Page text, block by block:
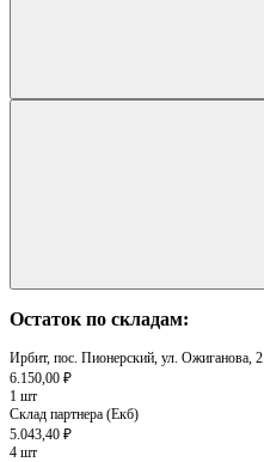
Остаток по складам:
Ирбит, пос. Пионерский, ул. Ожиганова, 2
6.150,00 ₽
1 шт
Склад партнера (Екб)
5.043,40 ₽
4 шт